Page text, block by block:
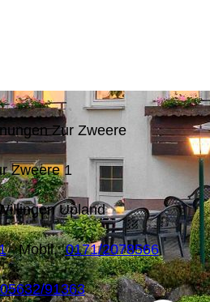
Zur Zweere
Zweere 1
Upland
Mobil. 0171/2078566
05632/91363